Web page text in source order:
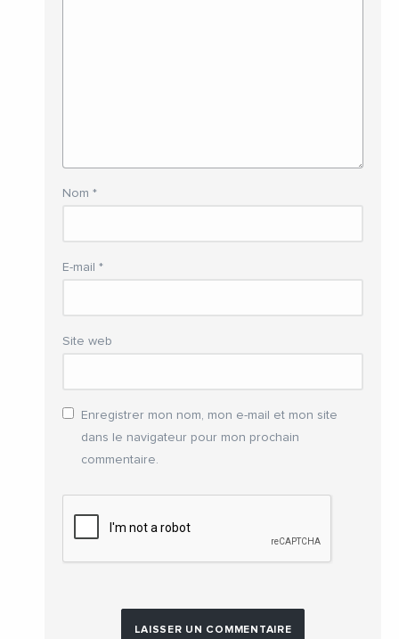
Nom *
E-mail *
Site web
Enregistrer mon nom, mon e-mail et mon site
dans le navigateur pour mon prochain
commentaire.